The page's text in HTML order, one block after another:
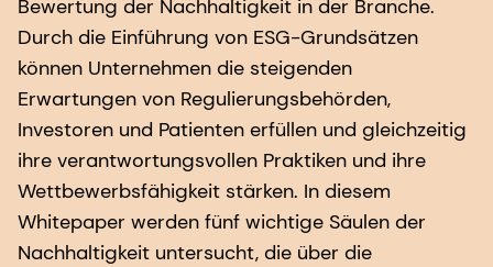
Bewertung der Nachhaltigkeit in der Branche.
Durch die Einführung von ESG-Grundsätzen
können Unternehmen die steigenden
Erwartungen von Regulierungsbehörden,
Investoren und Patienten erfüllen und gleichzeitig
ihre verantwortungsvollen Praktiken und ihre
Wettbewerbsfähigkeit stärken. In diesem
Whitepaper werden fünf wichtige Säulen der
Nachhaltigkeit untersucht, die über die